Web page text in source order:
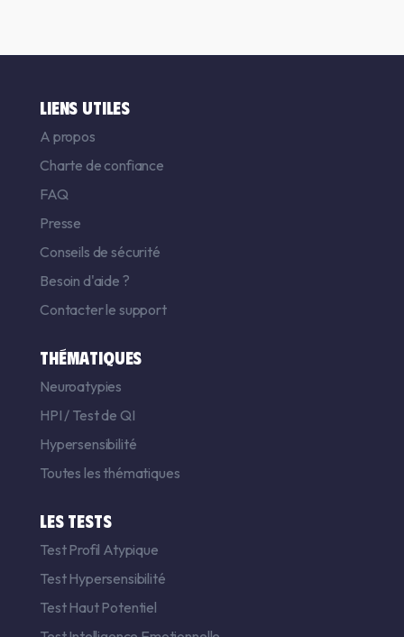
LIENS UTILES
A propos
Charte de confiance
FAQ
Presse
Conseils de sécurité
Besoin d'aide ?
Contacter le support
THÉMATIQUES
Neuroatypies
HPI / Test de QI
Hypersensibilité
Toutes les thématiques
LES TESTS
Test Profil Atypique
Test Hypersensibilité
Test Haut Potentiel